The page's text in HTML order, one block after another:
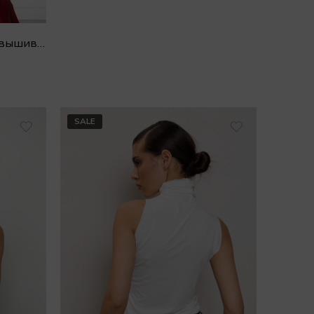
Рубашка BONITA GREEN с вышивкой
SALE